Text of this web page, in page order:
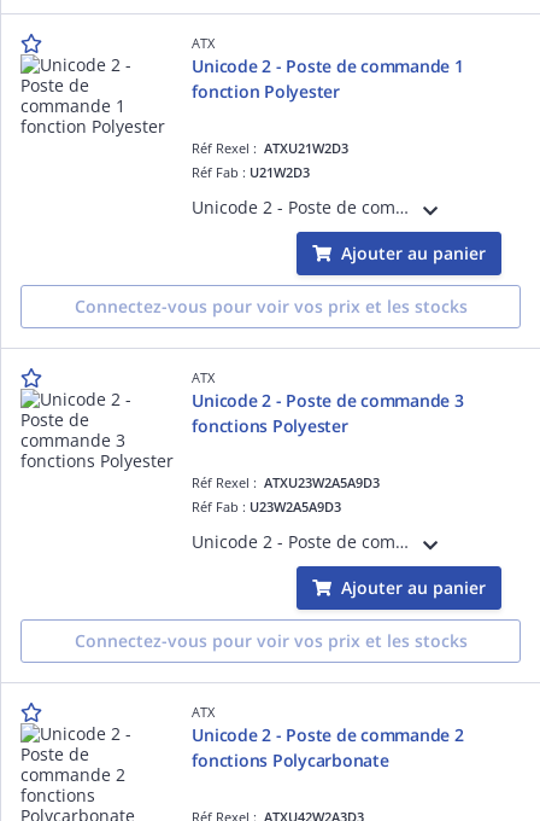
ATX
Unicode 2 - Poste de commande 1
fonction Polyester
Réf Rexel :ATXU21W2D3
Réf Fab : U21W2D3
Unicode 2 - Poste de commande 1 fonction Polyester Contacts bas niveau < 5mA. Entrées de cable pour cable non armé. Arret d'urgence Fourni avec 1 contact NO + 1 contact NC
Ajouter au panier
Connectez-vous pour voir vos prix et les stocks
ATX
Unicode 2 - Poste de commande 3
fonctions Polyester
Réf Rexel :ATXU23W2A5A9D3
Réf Fab : U23W2A5A9D3
Unicode 2 - Poste de commande 3 fonctions Polyester Contacts bas niveau < 5mA. Entrées de cable pour cable non armé. Un bouton poussoir vert (NO), un bouton poussoir rouge (NC), un arret d'urgence (NO+NC)
Ajouter au panier
Connectez-vous pour voir vos prix et les stocks
ATX
Unicode 2 - Poste de commande 2
fonctions Polycarbonate
Réf Rexel :ATXU42W2A3D3